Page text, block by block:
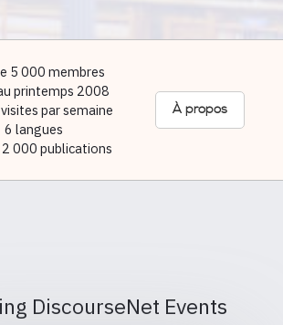
5 000 membres
printemps 2008
par semaine
6 langues
2 000 publications
À propos
DiscourseNet Events